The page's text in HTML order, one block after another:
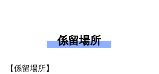
係留場所
【係留場所】